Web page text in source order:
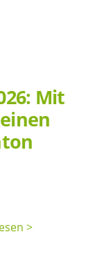
Mit
>